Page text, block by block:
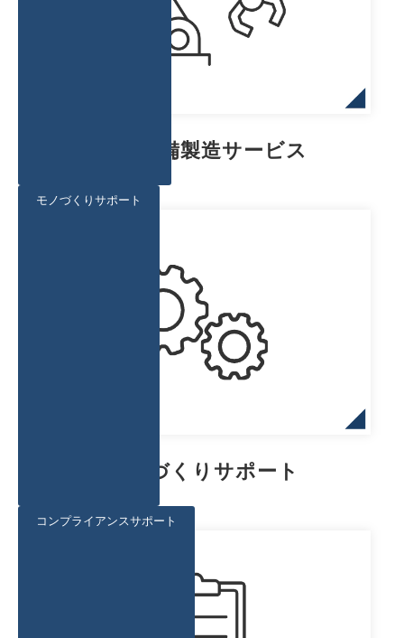
生産設備製造サービス
モノづくりサポート
モノづくりサポート
コンプライアンスサポート